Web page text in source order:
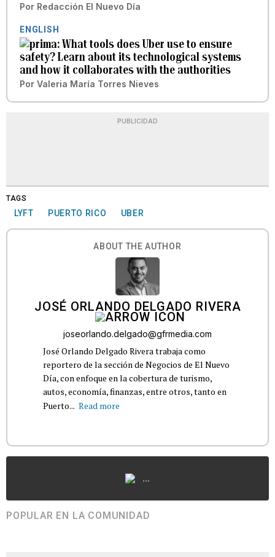
Por Redacción El Nuevo Día
ENGLISH
What tools does Uber use to ensure
safety? Learn about its technological systems
and how it collaborates with the authorities
Por Valeria María Torres Nieves
PUBLICIDAD
TAGS
LYFT PUERTO RICO UBER
ABOUT THE AUTHOR
JOSÉ ORLANDO DELGADO RIVERA
joseorlando.delgado@gfrmedia.com
José Orlando Delgado Rivera trabaja como
reportero de la sección de Negocios de El Nuevo
Día, con enfoque en la cobertura de turismo,
autos, economía, finanzas, entre otros, tanto en
Puerto... Read more
...
POPULAR EN LA COMUNIDAD